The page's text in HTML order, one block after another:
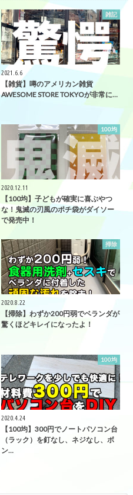
雑記
2021.6.6
【雑貨】噂のアメリカン雑貨
AWESOME STORE TOKYOが非常に…
100均
2020.12.11
【100均】子どもが確実に喜ぶやつ
な！鬼滅の刃風のポチ袋がダイソー
で発売中！
掃除
2020.8.22
【掃除】わずか200円弱でベランダが
驚くほどキレイになったよ！
100均
2020.4.24
【100均】300円でノートパソコン台
（ラック）を釘なし、ネジなし、ボ
ン…